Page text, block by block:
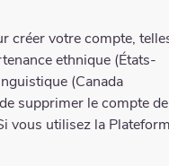
créer votre compte,
ethnique (États-
(Canada
supprimer le compte de
vous utilisez la